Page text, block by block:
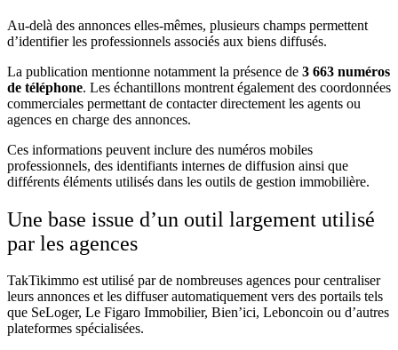
Au-delà des annonces elles-mêmes, plusieurs champs permettent
d’identifier les professionnels associés aux biens diffusés.
La publication mentionne notamment la présence de 3 663 numéros
de téléphone. Les échantillons montrent également des coordonnées
commerciales permettant de contacter directement les agents ou
agences en charge des annonces.
Ces informations peuvent inclure des numéros mobiles
professionnels, des identifiants internes de diffusion ainsi que
différents éléments utilisés dans les outils de gestion immobilière.
Une base issue d’un outil largement utilisé
par les agences
TakTikimmo est utilisé par de nombreuses agences pour centraliser
leurs annonces et les diffuser automatiquement vers des portails tels
que SeLoger, Le Figaro Immobilier, Bien’ici, Leboncoin ou d’autres
plateformes spécialisées.